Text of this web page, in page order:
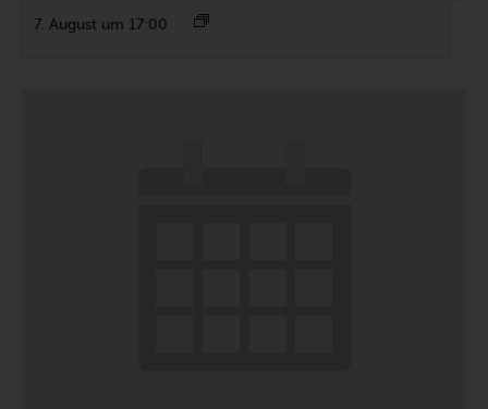
7. August um 17:00